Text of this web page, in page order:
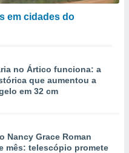
em cidades do
no Ártico funciona: a
que aumentou a
em 32 cm
Nancy Grace Roman
mês: telescópio promete